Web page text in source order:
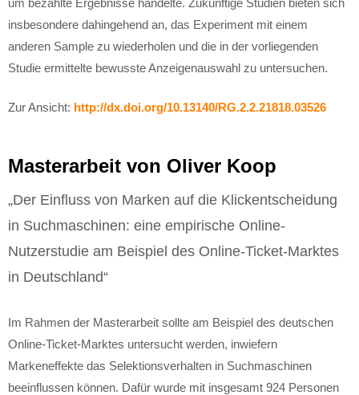
insbesondere dahingehend an, das Experiment mit einem
anderen Sample zu wiederholen und die in der vorliegenden
Studie ermittelte bewusste Anzeigenauswahl zu untersuchen.
Zur Ansicht: http://dx.doi.org/10.13140/RG.2.2.21818.03526
Masterarbeit von Oliver Koop
„Der Einfluss von Marken auf die Klickentscheidung
in Suchmaschinen: eine empirische Online-
Nutzerstudie am Beispiel des Online-Ticket-Marktes
in Deutschland“
Im Rahmen der Masterarbeit sollte am Beispiel des deutschen
Online-Ticket-Marktes untersucht werden, inwiefern
Markeneffekte das Selektionsverhalten in Suchmaschinen
beeinflussen können. Dafür wurde mit insgesamt 924 Personen